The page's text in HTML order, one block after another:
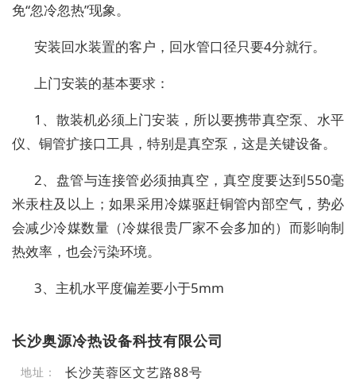
免“忽冷忽热”现象。
安装回水装置的客户，回水管口径只要4分就行。
上门安装的基本要求：
1、散装机必须上门安装，所以要携带真空泵、水平
仪、铜管扩接口工具，特别是真空泵，这是关键设备。
2、盘管与连接管必须抽真空，真空度要达到550毫
米汞柱及以上；如果采用冷媒驱赶铜管内部空气，势必
会减少冷媒数量（冷媒很贵厂家不会多加的）而影响制
热效率，也会污染环境。
3、主机水平度偏差要小于5mm
长沙奥源冷热设备科技有限公司
地址： 长沙芙蓉区文艺路88号